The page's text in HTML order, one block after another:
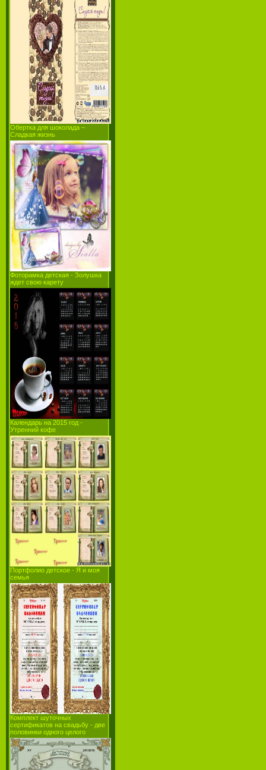
Обертка для шоколада –
Сладкая жизнь
Фоторамка детская - Золушка
ждет свою карету
Календарь на 2015 год -
Утренний кофе
Портфолио детское - Я и моя
семья
Комплект шуточных
сертификатов на свадьбу - две
половинки одного целого